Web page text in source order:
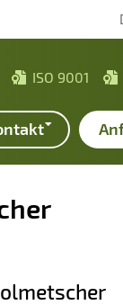
ISO 9001